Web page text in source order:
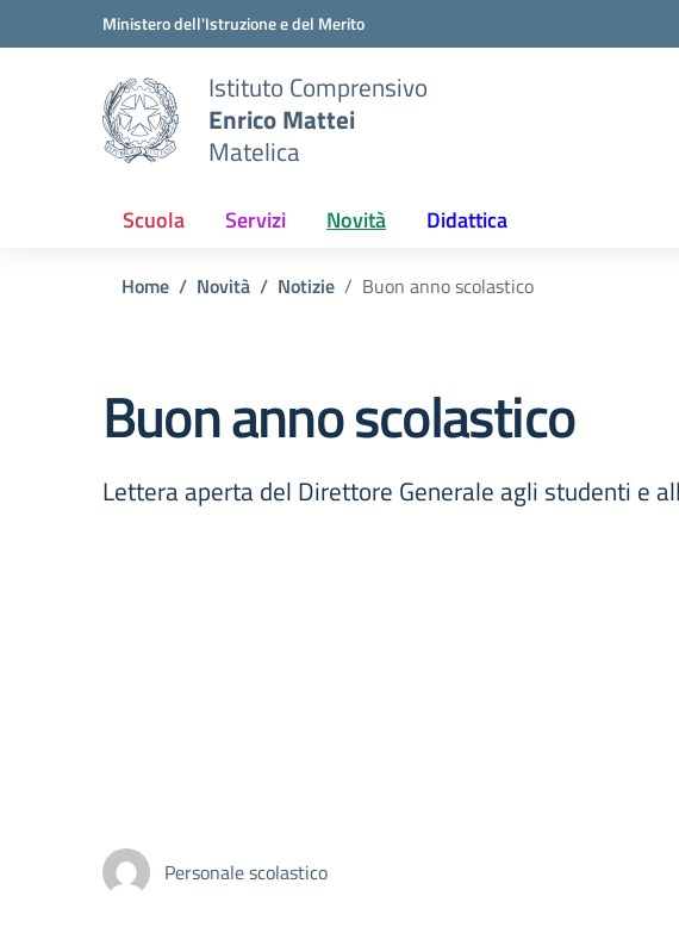
Vai ai contenuti
Vai al menu di navigazioneMinistero dell'Istruzione e del Merito
Istituto Comprensivo
Enrico Mattei
Matelica
Scuola Servizi Novità Didattica
Home Novità Notizie Buon anno scolastico
Buon anno scolastico
Lettera aperta del Direttore Generale agli studenti e
Personale scolastico